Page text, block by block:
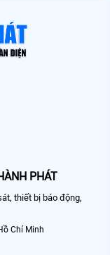
PHÁT
thiết bị báo động,
Chí Minh